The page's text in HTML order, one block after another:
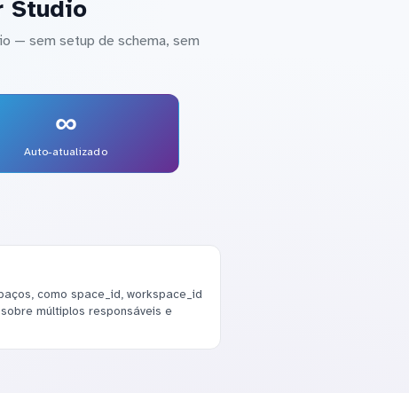
Studio
— sem setup de schema, sem
∞
Auto-atualizado
como space_id, workspace_id
múltiplos responsáveis e